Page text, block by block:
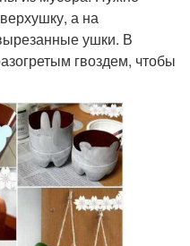
а на
ушки. В
гвоздем, чтобы